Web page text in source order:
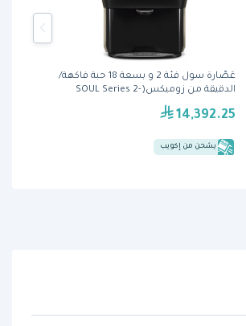
عَصَّارة سول فئة 2 و بسعة 18 حبة فاكهة/
الدقيقة من زوميكس(SOUL Series 2-
Smoke Grey-Black)
14,392.25
يشحن من إكويب